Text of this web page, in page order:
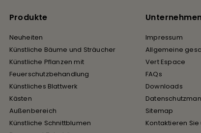
Produkte
Neuheiten
Künstliche Bäume und Sträucher
Künstliche Pflanzen mit
Feuerschutzbehandlung
Künstliches Blattwerk
Kästen
Außenbereich
Künstliche Schnittblumen
Impressum
Allgemeine
Vert Espace
FAQs
Downloads
Sitemap
Kontaktieren Sie